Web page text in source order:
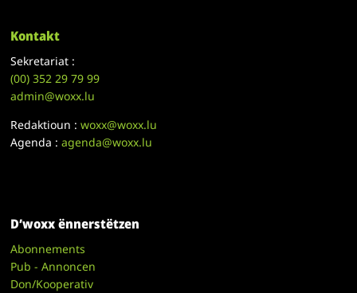
Kontakt
Sekretariat :
(00)352 29 79 99
admin@woxx.lu
Redaktioun :woxx@woxx.lu
Agenda :agenda@woxx.lu
D’woxx ënnerstëtzen
Abonnements
Pub - Annoncen
Don/Kooperativ